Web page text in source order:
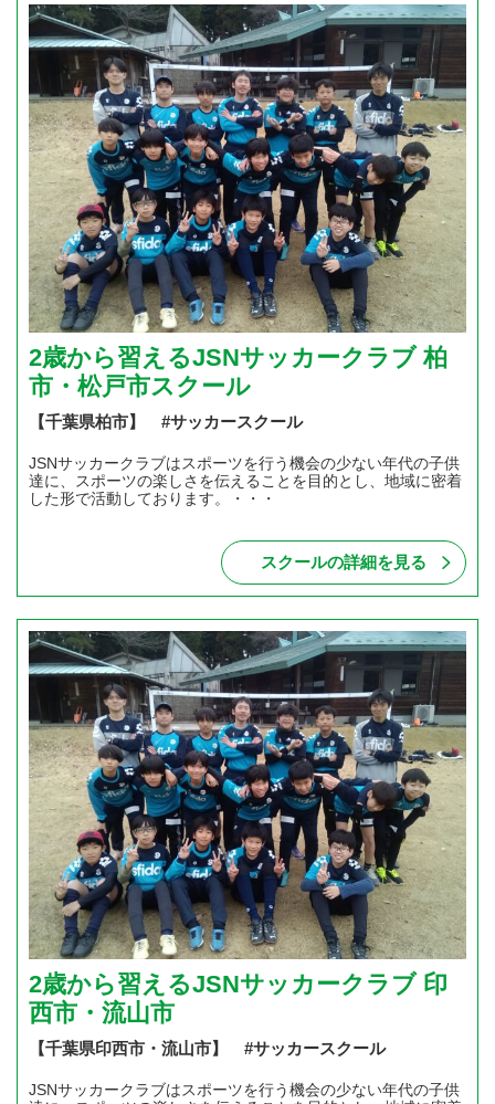
2歳から習えるJSNサッカークラブ 柏
市・松戸市スクール
【千葉県柏市】 #サッカースクール
JSNサッカークラブはスポーツを行う機会の少ない年代の子供
達に、スポーツの楽しさを伝えることを目的とし、地域に密着
した形で活動しております。・・・
スクールの詳細を見る
2歳から習えるJSNサッカークラブ 印
西市・流山市
【千葉県印西市・流山市】 #サッカースクール
JSNサッカークラブはスポーツを行う機会の少ない年代の子供